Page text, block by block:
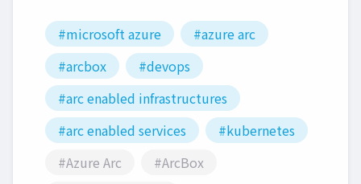
#microsoft azure
#azure arc
#arcbox
#devops
#arc enabled infrastructures
#arc enabled services
#kubernetes
#Azure Arc
#ArcBox